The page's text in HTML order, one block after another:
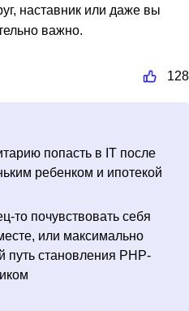
наставник или даже вы
важно.
128
попасть в IT после
ребенком и ипотекой
то почувствовать себя
или максимально
путь становления PHP-